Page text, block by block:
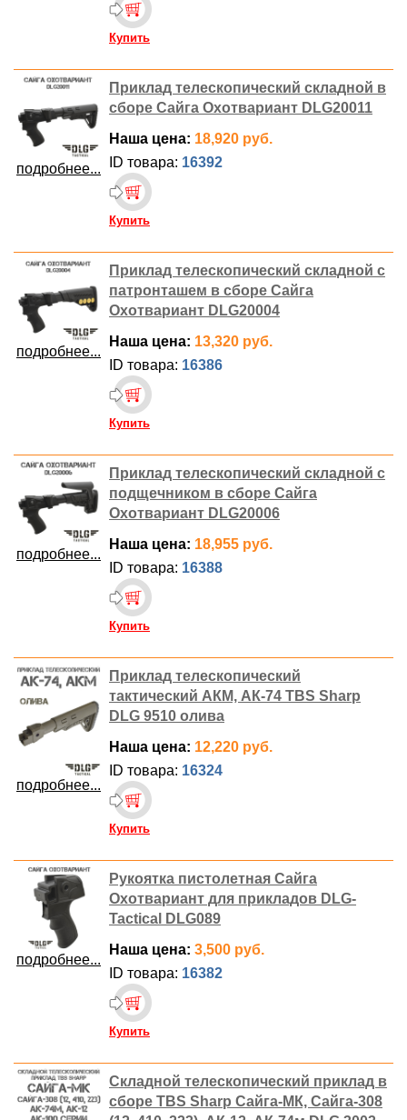
Купить
подробнее...
Приклад телескопический складной в
сборе Сайга Охотвариант DLG20011
Наша цена: 18,920 руб.
ID товара: 16392
Купить
подробнее...
Приклад телескопический складной с
патронташем в сборе Сайга
Охотвариант DLG20004
Наша цена: 13,320 руб.
ID товара: 16386
Купить
подробнее...
Приклад телескопический складной с
подщечником в сборе Сайга
Охотвариант DLG20006
Наша цена: 18,955 руб.
ID товара: 16388
Купить
подробнее...
Приклад телескопический
тактический АКМ, АК-74 TBS Sharp
DLG 9510 олива
Наша цена: 12,220 руб.
ID товара: 16324
Купить
подробнее...
Рукоятка пистолетная Сайга
Охотвариант для прикладов DLG-
Tactical DLG089
Наша цена: 3,500 руб.
ID товара: 16382
Купить
Складной телескопический приклад в
сборе TBS Sharp Сайга-МК, Сайга-308